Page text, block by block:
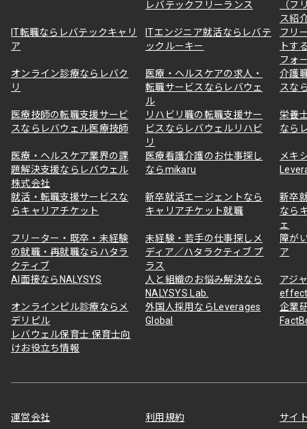
レバテックフリーランス
（フ
ス紹
IT転職ならレバテックキャリ
ア
ITエンジニア就活ならレバテ
ックルーキー
フリ
トす
フォ
オンライン診療ならレバク
リ
医療・ヘルスケアの求人・
転職サービスならレバウェ
ル
介護
スな
医療技師の転職支援サービ
スならレバウェル医療技師
リハビリ職の転職支援サー
ビスならレバウェルリハビ
リ
栄養
なら
医療・ヘルスケア業界の課
題解決支援ならレバウェル
株式会社
医療看護介護のお仕事探し
ならmikaru
メキ
就活・転職支援サービスな
らキャリアチケット
新卒就活エージェントなら
キャリアチケット就職
新卒
なら
ェ
フリーター・既卒・未経験
の就職・再就職ならハタラ
クティブ
未経験・若手の仕事探しメ
ディア／ハタラクティブ プ
ラス
障が
ア
AI面接ならNALYSYS
人と組織のお悩み解決なら
NALYSYS Lab.
アジ
オンラインピル診療ならメ
デリピル
外国人採用ならLeverages
Global
企業
レバウェル保育士 保育士向
けお役立ち情報
運営会社 利用規約 サイ